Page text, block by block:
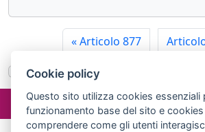
«Articolo 877
©2024 misterlex.it -
02029690472
Cookie policy
Questo sito utilizza cookies essenziali
funzionamento base del sito e
comprendere come gli utenti